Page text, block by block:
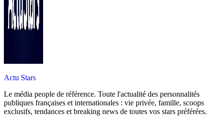
Actu Stars
Le média people de référence. Toute l'actualité des personnalités
publiques françaises et internationales : vie privée, famille, scoops
exclusifs, tendances et breaking news de toutes vos stars préférées.